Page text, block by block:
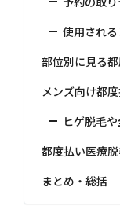
使用され
部位別に見る
メンズ向け都
ヒゲ脱毛
都度払い医療
まとめ・総括